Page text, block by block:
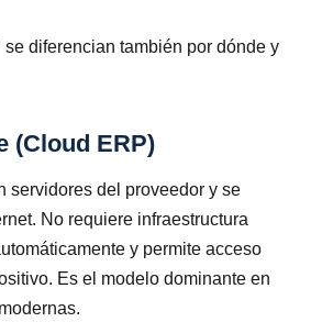
diferencian también por dónde y
(Cloud ERP)
servidores del proveedor y se
No requiere infraestructura
y permite acceso
Es el modelo dominante en